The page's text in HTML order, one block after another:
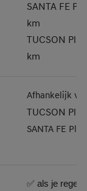
SANTA FE
km
TUCSON
km
Afhankelijk
TUCSON
SANTA FE
✅ als je